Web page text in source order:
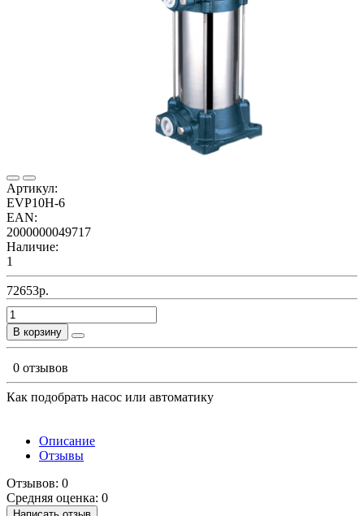
Артикул:
EVP10H-6
EAN:
2000000049717
Наличие:
1
72653р.
В корзину
0 отзывов
Как подобрать насос или автоматику
Описание
Отзывы
Отзывов: 0
Средняя оценка: 0